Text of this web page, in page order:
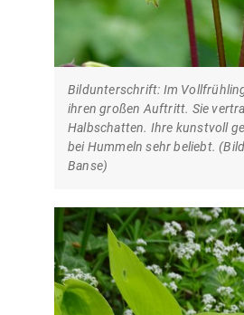
Bildunterschrift: Im
ihren großen Auftritt. Sie
Halbschatten. Ihre kunstvoll
bei Hummeln sehr beliebt.
Banse)